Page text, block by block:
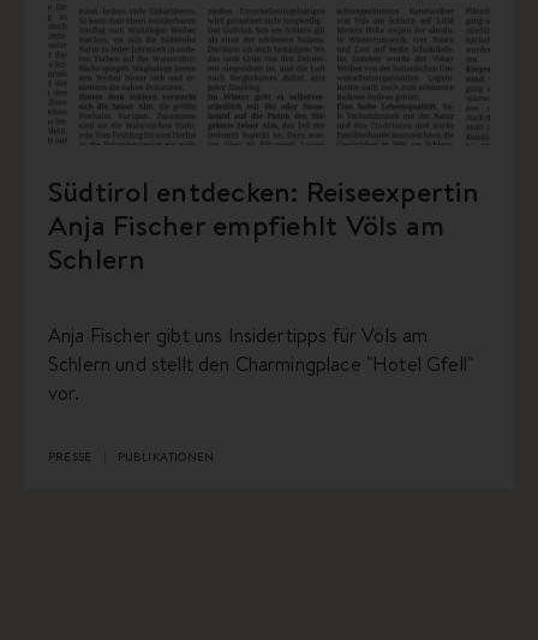
Südtirol entdecken: Reiseexpertin
Anja Fischer empfiehlt Völs am
Schlern
Anja Fischer gibt uns Insidertipps für Völs am
Schlern und stellt den Charmingplace "Hotel Gfell"
vor.
PRESSE PUBLIKATIONEN